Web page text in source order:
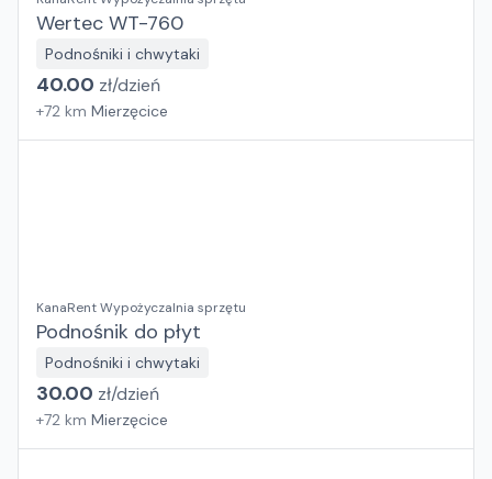
Wertec WT-760
Podnośniki i chwytaki
40.00 zł/dzień
+72 km Mierzęcice
KanaRent Wypożyczalnia sprzętu
Podnośnik do płyt
Podnośniki i chwytaki
30.00 zł/dzień
+72 km Mierzęcice